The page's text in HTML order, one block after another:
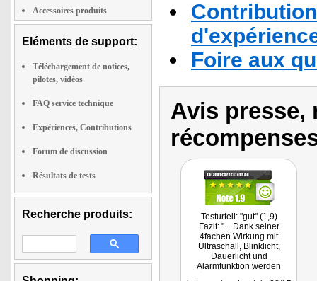
Accessoires produits
Eléments de support:
Téléchargement de notices,
pilotes, vidéos
FAQ service technique
Expériences, Contributions
Forum de discussion
Résultats de tests
Recherche produits:
Foire aux
Avis presse,
Testurteil: "gut" (1,9)
Fazit: "... Dank seiner
4fachen Wirkung mit
Ultraschall, Blinklicht,
Dauerlicht und
Alarmfunktion werden